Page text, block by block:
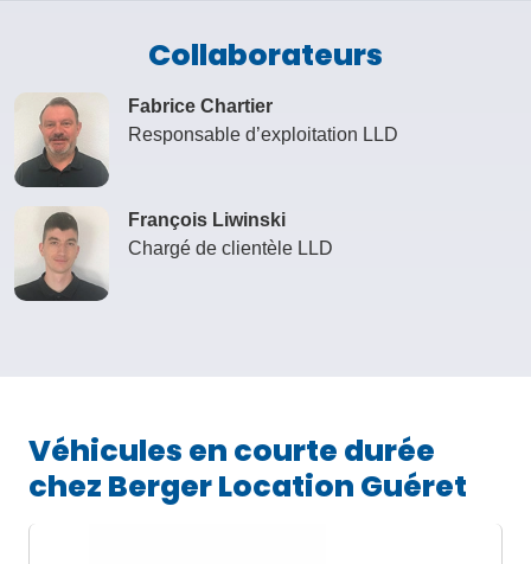
Collaborateurs
Fabrice Chartier
Responsable d’exploitation LLD
François Liwinski
Chargé de clientèle LLD
Véhicules en courte durée
chez Berger Location Guéret